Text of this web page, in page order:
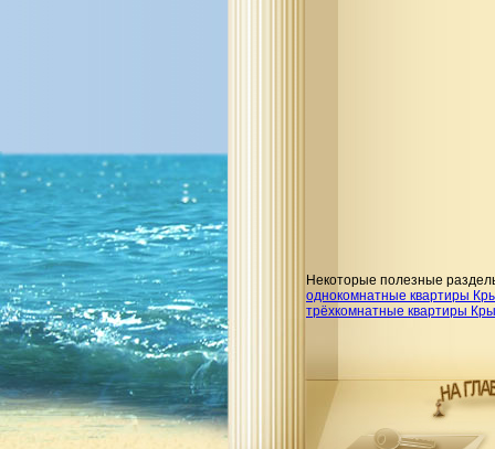
Некоторые полезные
однокомнатные квартиры
трёхкомнатные квартиры